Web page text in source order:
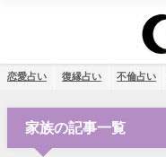
恋愛占い 復縁占い 不倫占い
家族の記事一覧